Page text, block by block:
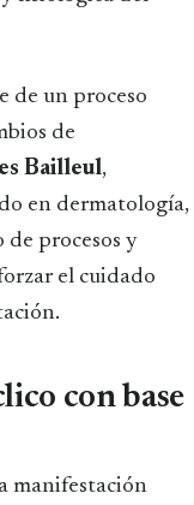
de un proceso
de
Bailleul,
en dermatología,
de procesos y
el cuidado
con base
manifestación